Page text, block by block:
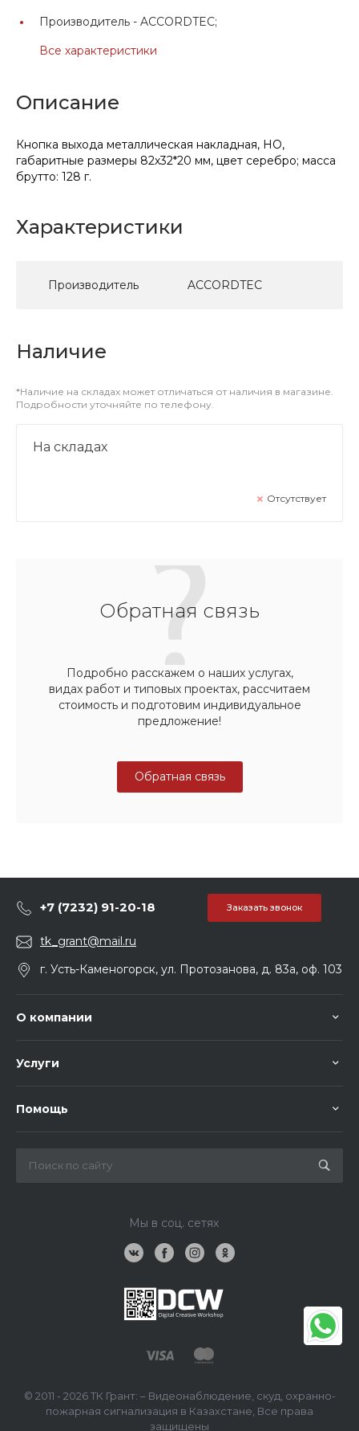
Производитель - ACCORDTEC;
Все характеристики
Описание
Кнопка выхода металлическая накладная, НО,
габаритные размеры 82х32*20 мм, цвет серебро; масса
брутто: 128 г.
Характеристики
Производитель ACCORDTEC
Наличие
*Наличие на складах может отличаться от наличия в магазине.
Подробности уточняйте по телефону.
На складах
Отсутствует
Обратная связь
Подробно расскажем о наших услугах,
видах работ и типовых проектах, рассчитаем
стоимость и подготовим индивидуальное
предложение!
Обратная связь
+7 (7232) 91-20-18 Заказать звонок
tk_grant@mail.ru
г. Усть-Каменогорск, ул. Протозанова, д. 83а, оф. 103
О компании
Услуги
Помощь
Мы в соц. сетях
© 2011 - 2026 ТК Грант: – Видеонаблюдение, скуд, охранно-
пожарная сигнализация в Казахстане, Все права
защищены